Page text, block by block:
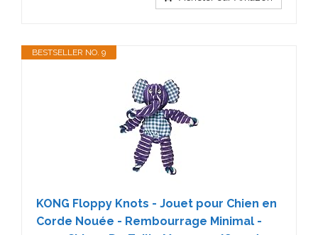
BESTSELLER NO. 9
KONG Floppy Knots - Jouet pour Chien en
Corde Nouée - Rembourrage Minimal -